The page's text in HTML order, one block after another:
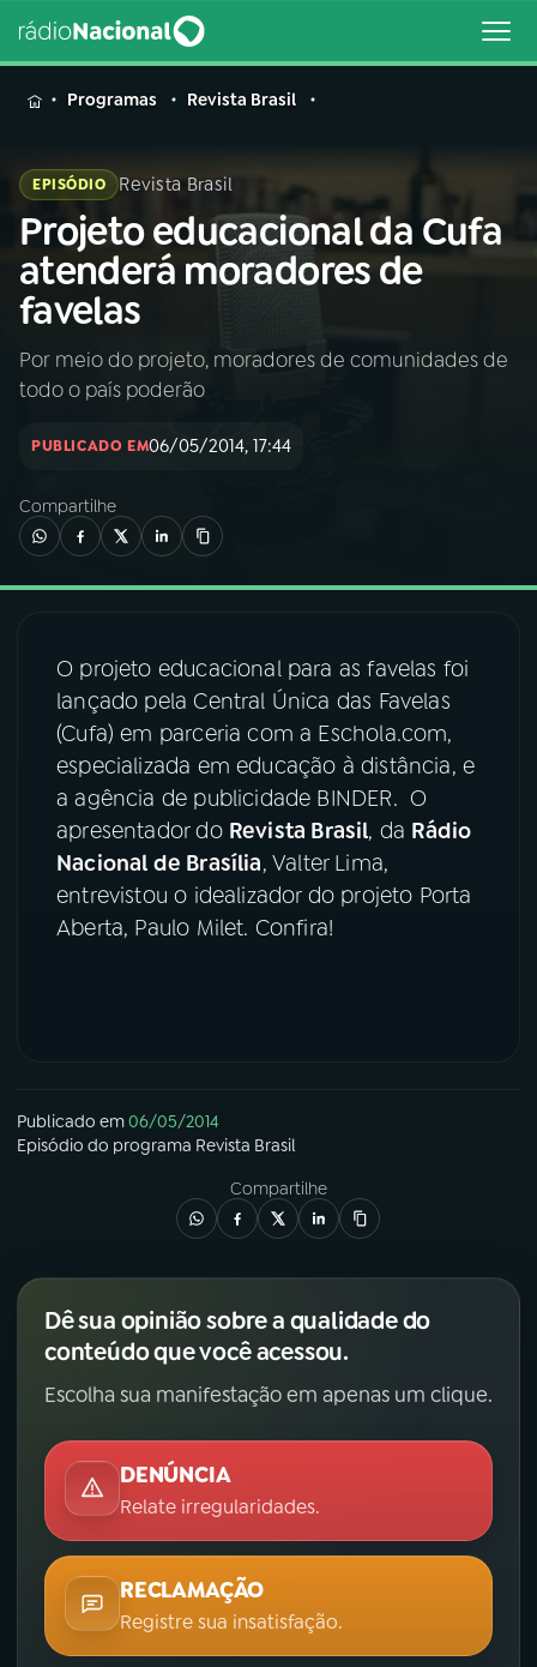
MENU
Buscar
na
Rádio
Nacional
Buscar
AO VIVO
INÍCIO
02A RÁDIO
03PROGRAMAÇÃO
04PROGRAMAS
PODCASTS
06VIDEOCASTS
YouTube
X
Programas Revista Brasil
EPISÓDIO Revista Brasil
Projeto educacional da Cufa
atenderá moradores de
favelas
Por meio do projeto, moradores de comunidades de
todo o país poderão
PUBLICADO EM06/05/2014, 17:44
Compartilhe
O projeto educacional para as favelas foi
lançado pela Central Única das Favelas
(Cufa) em parceria com a Eschola.com,
especializada em educação à distância, e
a agência de publicidade BINDER. O
apresentador do Revista Brasil, da Rádio
Nacional de Brasília, Valter Lima,
entrevistou o idealizador do projeto Porta
Aberta, Paulo Milet. Confira!
Publicado em06/05/2014
Episódio do programa Revista Brasil
Compartilhe
Dê sua opinião sobre a qualidade do
conteúdo que você acessou.
Escolha sua manifestação em apenas um clique.
DENÚNCIA
Relate irregularidades.
RECLAMAÇÃO
Registre sua insatisfação.